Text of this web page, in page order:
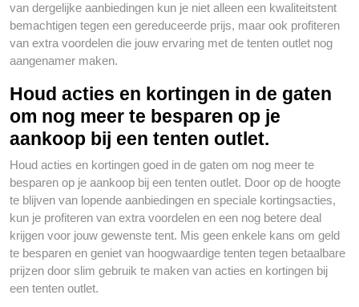
van dergelijke aanbiedingen kun je niet alleen een kwaliteitstent
bemachtigen tegen een gereduceerde prijs, maar ook profiteren
van extra voordelen die jouw ervaring met de tenten outlet nog
aangenamer maken.
Houd acties en kortingen in de gaten
om nog meer te besparen op je
aankoop bij een tenten outlet.
Houd acties en kortingen goed in de gaten om nog meer te
besparen op je aankoop bij een tenten outlet. Door op de hoogte
te blijven van lopende aanbiedingen en speciale kortingsacties,
kun je profiteren van extra voordelen en een nog betere deal
krijgen voor jouw gewenste tent. Mis geen enkele kans om geld
te besparen en geniet van hoogwaardige tenten tegen betaalbare
prijzen door slim gebruik te maken van acties en kortingen bij
een tenten outlet.